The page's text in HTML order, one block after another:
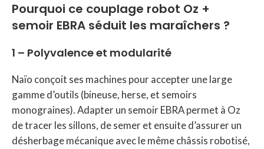
Pourquoi ce couplage robot Oz +
semoir EBRA séduit les maraîchers ?
1 – Polyvalence et modularité
Naïo conçoit ses machines pour accepter une large
gamme d’outils (bineuse, herse, et semoirs
monograines). Adapter un semoir EBRA permet à Oz
de tracer les sillons, de semer et ensuite d’assurer un
désherbage mécanique avec le même châssis robotisé,